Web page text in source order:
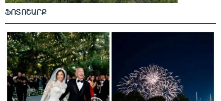
ՖՈՏՈՇԱՐՔ